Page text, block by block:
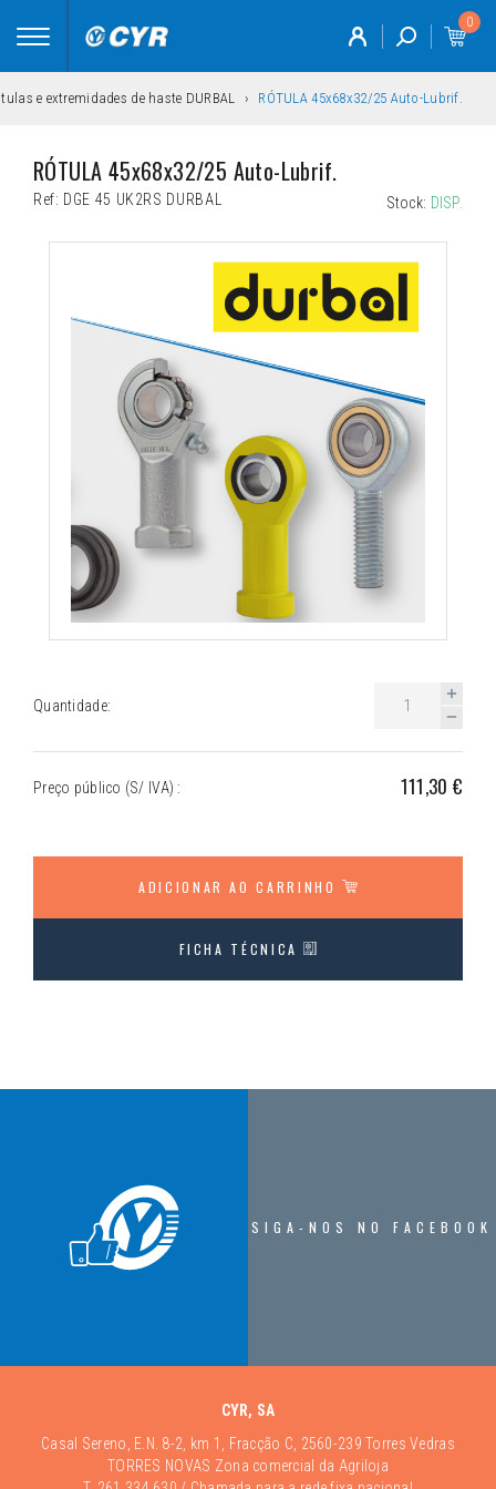
Toggle
0
e extremidades de haste DURBAL RÓTULA 45x68x32/25 Auto-Lubrif.
RÓTULA 45x68x32/25 Auto-Lubrif.
Ref: DGE 45 UK2RS DURBAL Stock: DISP.
Quantidade:
Preço público (S/ IVA) : 111,30 €
ADICIONAR AO CARRINHO
FICHA TÉCNICA
SIGA-NOS NO FACEBOOK
CYR, SA
Casal Sereno, E.N. 8-2, km 1, Fracção C, 2560-239 Torres Vedras
TORRES NOVAS Zona comercial da Agriloja